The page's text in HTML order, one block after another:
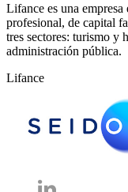
Lifance es una
profesional, de capital
tres sectores: turismo y
administración pública.
Lifance